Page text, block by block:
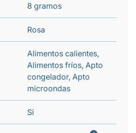
8 gramos
Rosa
Alimentos calientes,
Alimentos fríos, Apto
congelador, Apto
microondas
Si